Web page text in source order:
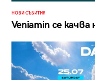
НОВИ СЪБИТИЯ
Veniamin се